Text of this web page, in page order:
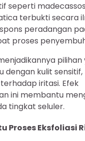
seperti
terbukti secara
peradangan
proses
dengan kulit
iritasi. Efek
ini membantu
tingkat seluler.
Proses Eksfoliasi